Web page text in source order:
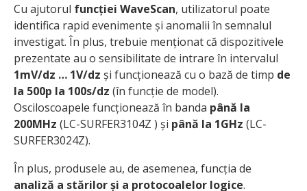
Cu ajutorul funcției WaveScan, utilizatorul poate
identifica rapid evenimente și anomalii în semnalul
investigat. În plus, trebuie menționat că dispozitivele
prezentate au o sensibilitate de intrare în intervalul
1mV/dz … 1V/dz și funcționează cu o bază de timp de
la 500p la 100s/dz (în funcție de model).
Osciloscoapele funcționează în banda până la
200MHz (LC-SURFER3104Z ) și până la 1GHz (LC-
SURFER3024Z).
În plus, produsele au, de asemenea, funcția de
analiză a stărilor și a protocoalelor logice.